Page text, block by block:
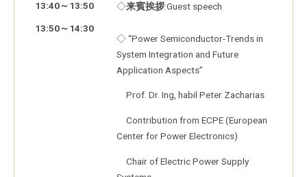
13:40～13:50
◇来賓挨拶:Guest speech
13:50～14:30
◇ “Power Semiconductor-Trends in
System Integration and Future
Application Aspects”
Prof. Dr. Ing, habil Peter Zacharias
Contribution from ECPE (European
Center for Power Electronics)
Chair of Electric Power Supply